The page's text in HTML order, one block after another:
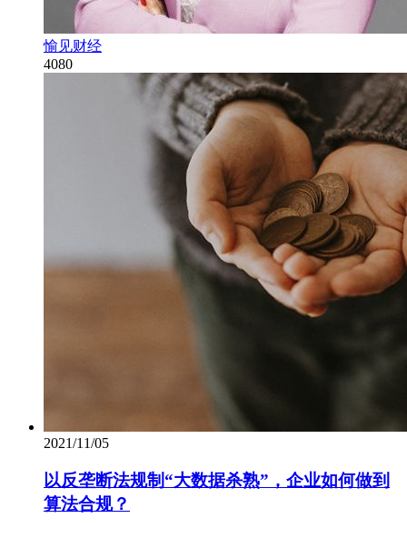
愉见财经
4080
2021/11/05
以反垄断法规制“大数据杀熟”，企业如何做到
算法合规？